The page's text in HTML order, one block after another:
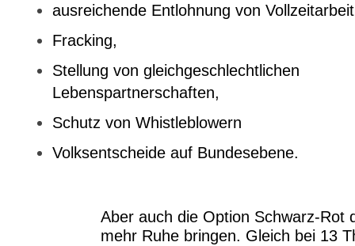
ausreichende Entlohnung von
Fracking,
Stellung von gleichgeschlechtlichen
Lebenspartnerschaften,
Schutz von Whistleblowern
Volksentscheide auf Bundesebene.
Aber auch die Option Schwarz-Rot
mehr Ruhe bringen. Gleich bei 13